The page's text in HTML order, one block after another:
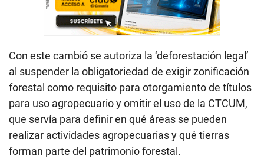
Con este cambió se autoriza la ‘deforestación legal’
al suspender la obligatoriedad de exigir zonificación
forestal como requisito para otorgamiento de títulos
para uso agropecuario y omitir el uso de la CTCUM,
que servía para definir en qué áreas se pueden
realizar actividades agropecuarias y qué tierras
forman parte del patrimonio forestal.